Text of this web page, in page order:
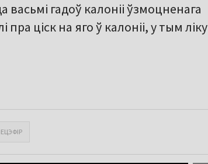
васьмі гадоў калоніі ўзмоцненага
ціск на яго ў калоніі, у тым ліку